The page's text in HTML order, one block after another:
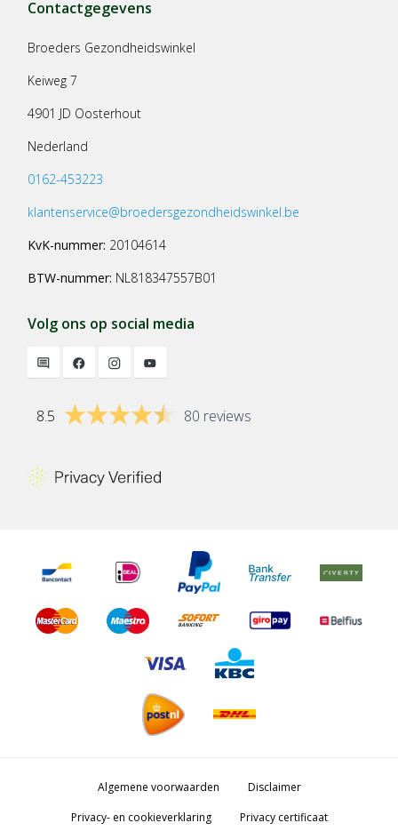
Contactgegevens
Broeders Gezondheidswinkel
Keiweg 7
4901 JD Oosterhout
Nederland
0162-453223
klantenservice@broedersgezondheidswinkel.be
KvK-nummer: 20104614
BTW-nummer: NL818347557B01
Volg ons op social media
8.5 80 reviews
Algemene voorwaarden
Disclaimer
Privacy- en cookieverklaring
Privacy certificaat